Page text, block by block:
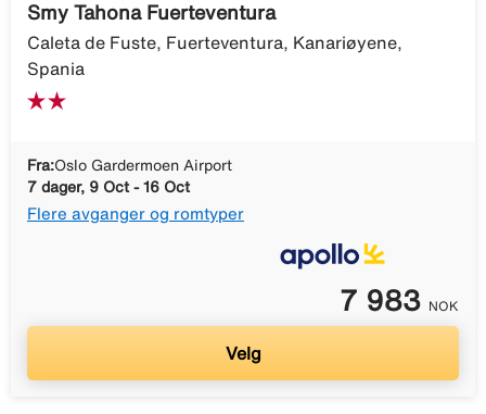
Smy Tahona Fuerteventura
Caleta de Fuste, Fuerteventura, Kanariøyene,
Spania
Fra:Oslo Gardermoen Airport
7 dager, 9 Oct - 16 Oct
Flere avganger og romtyper
7 983 NOK
Velg